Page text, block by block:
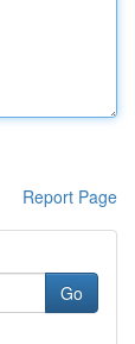
Report Page
Go